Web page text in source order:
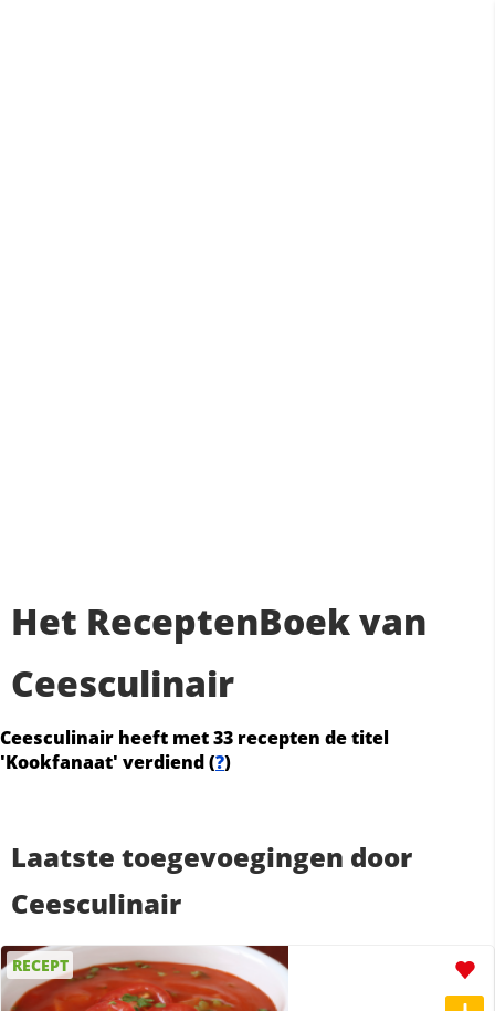
Het ReceptenBoek van
Ceesculinair
Ceesculinair heeft met 33 recepten de titel
'Kookfanaat' verdiend (?)
Laatste toegevoegingen door
Ceesculinair
RECEPT